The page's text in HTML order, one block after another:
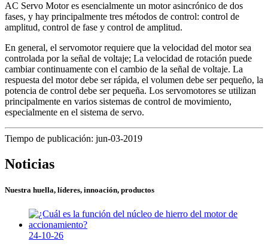
AC Servo Motor es esencialmente un motor asincrónico de dos
fases, y hay principalmente tres métodos de control: control de
amplitud, control de fase y control de amplitud.
En general, el servomotor requiere que la velocidad del motor sea
controlada por la señal de voltaje; La velocidad de rotación puede
cambiar continuamente con el cambio de la señal de voltaje. La
respuesta del motor debe ser rápida, el volumen debe ser pequeño, la
potencia de control debe ser pequeña. Los servomotores se utilizan
principalmente en varios sistemas de control de movimiento,
especialmente en el sistema de servo.
Tiempo de publicación: jun-03-2019
Noticias
Nuestra huella, líderes, innoación, productos
24-10-26